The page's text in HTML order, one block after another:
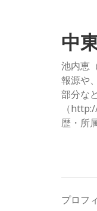
中
池内恵
報源や
部分な
（
歴・所
プロフ